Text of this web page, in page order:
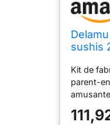
sushis
avec
tube à
palette
Kit de
parent-
sushi